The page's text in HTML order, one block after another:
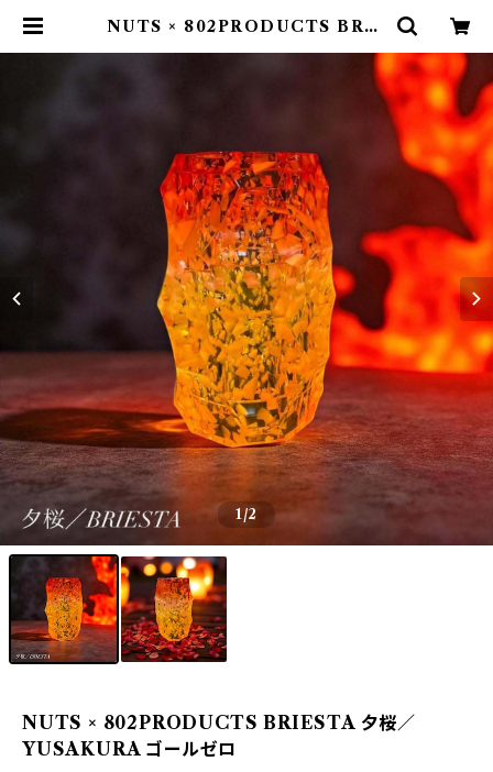
NUTS × 802PRODUCTS BRIE
1/2
NUTS × 802PRODUCTS BRIESTA 夕桜／
YUSAKURA ゴールゼロ